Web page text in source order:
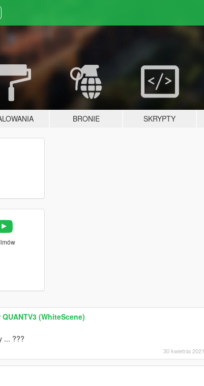
BRONIE SKRYPTY
(WhiteScene)
... ???
30 kwietnia 2021